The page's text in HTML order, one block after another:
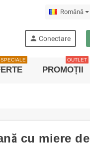
Română
person Conectare
PROMOȚII
OUTLET
cu miere de